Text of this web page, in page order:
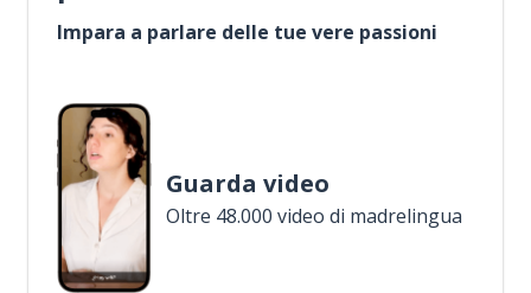
Impara a parlare delle tue vere passioni
Guarda video
Oltre 48.000 video di madrelingua